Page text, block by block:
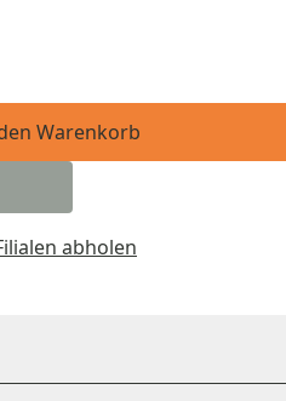
Warenkorb
abholen